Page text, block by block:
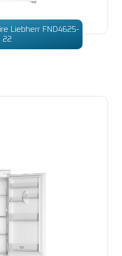
Liebherr FND4625-
22